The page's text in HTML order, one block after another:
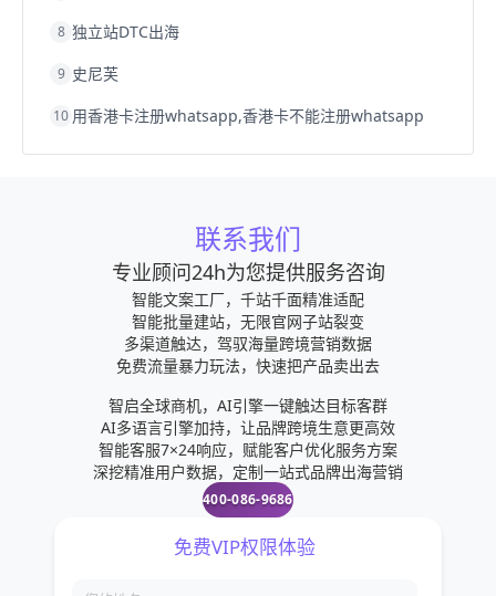
8 独立站DTC出海
9 史尼芙
10 用香港卡注册whatsapp,香港卡不能注册whatsapp
联系我们
专业顾问24h为您提供服务咨询
智能文案工厂，千站千面精准适配
智能批量建站，无限官网子站裂变
多渠道触达，驾驭海量跨境营销数据
免费流量暴力玩法，快速把产品卖出去
智启全球商机，AI引擎一键触达目标客群
AI多语言引擎加持，让品牌跨境生意更高效
智能客服7×24响应，赋能客户优化服务方案
深挖精准用户数据，定制一站式品牌出海营销
400-086-9686